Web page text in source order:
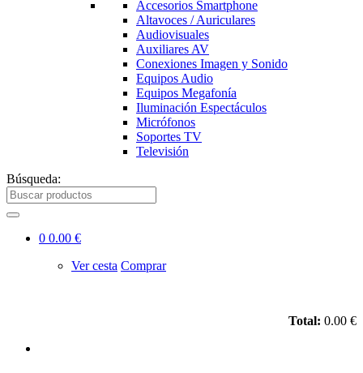
Accesorios Smartphone
Altavoces / Auriculares
Audiovisuales
Auxiliares AV
Conexiones Imagen y Sonido
Equipos Audio
Equipos Megafonía
Iluminación Espectáculos
Micrófonos
Soportes TV
Televisión
Búsqueda:
0 0.00 €
Ver cesta Comprar
Total: 0.00 €